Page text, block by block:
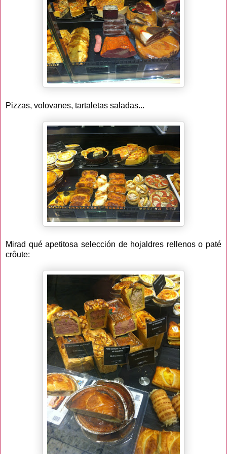
Pizzas, volovanes, tartaletas saladas...
Mirad qué apetitosa selección de hojaldres rellenos o paté
crôute: